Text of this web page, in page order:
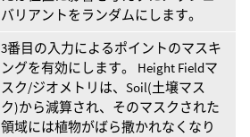
バリアントをランダムにします。
3番目の入力によるポイントのマスキ
ングを有効にします。 Height Fieldマ
スク/ジオメトリは、Soil(土壌マス
ク)から減算され、そのマスクされた
領域には植物がばら撒かれなくなり